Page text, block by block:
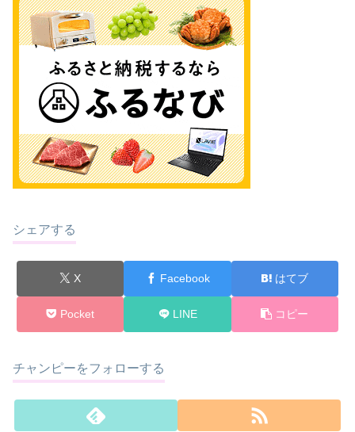
シェアする
X Facebook はてブ
Pocket LINE コピー
チャンピーをフォローする